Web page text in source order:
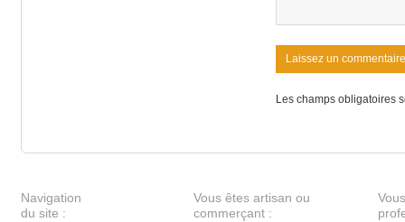
Les champs obligatoires
Navigation
du site :
Vous êtes artisan ou
commerçant :